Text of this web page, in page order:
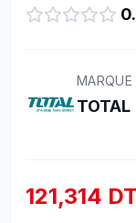
MARQUE
TOTAL
121,314 DT